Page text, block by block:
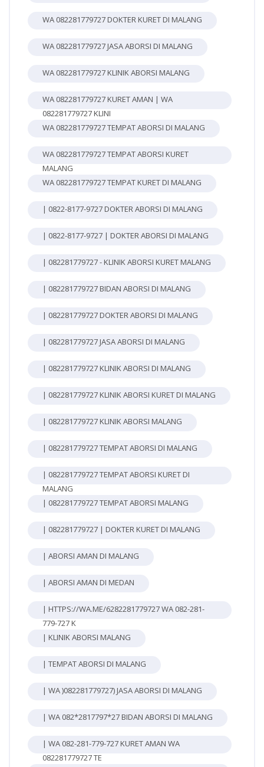
WA 082281779727 DOKTER KURET DI MALANG
WA 082281779727 JASA ABORSI DI MALANG
WA 082281779727 KLINIK ABORSI MALANG
WA 082281779727 KURET AMAN | WA
082281779727 KLINI
WA 082281779727 TEMPAT ABORSI DI MALANG
WA 082281779727 TEMPAT ABORSI KURET
MALANG
WA 082281779727 TEMPAT KURET DI MALANG
| 0822-8177-9727 DOKTER ABORSI DI MALANG
| 0822-8177-9727 | DOKTER ABORSI DI MALANG
| 082281779727 - KLINIK ABORSI KURET MALANG
| 082281779727 BIDAN ABORSI DI MALANG
| 082281779727 DOKTER ABORSI DI MALANG
| 082281779727 JASA ABORSI DI MALANG
| 082281779727 KLINIK ABORSI DI MALANG
| 082281779727 KLINIK ABORSI KURET DI MALANG
| 082281779727 KLINIK ABORSI MALANG
| 082281779727 TEMPAT ABORSI DI MALANG
| 082281779727 TEMPAT ABORSI KURET DI
MALANG
| 082281779727 TEMPAT ABORSI MALANG
| 082281779727 | DOKTER KURET DI MALANG
| ABORSI AMAN DI MALANG
| ABORSI AMAN DI MEDAN
| HTTPS://WA.ME/6282281779727 WA 082-281-
779-727 K
| KLINIK ABORSI MALANG
| TEMPAT ABORSI DI MALANG
| WA )082281779727) JASA ABORSI DI MALANG
| WA 082*2817797*27 BIDAN ABORSI DI MALANG
| WA 082-281-779-727 KURET AMAN WA
082281779727 TE